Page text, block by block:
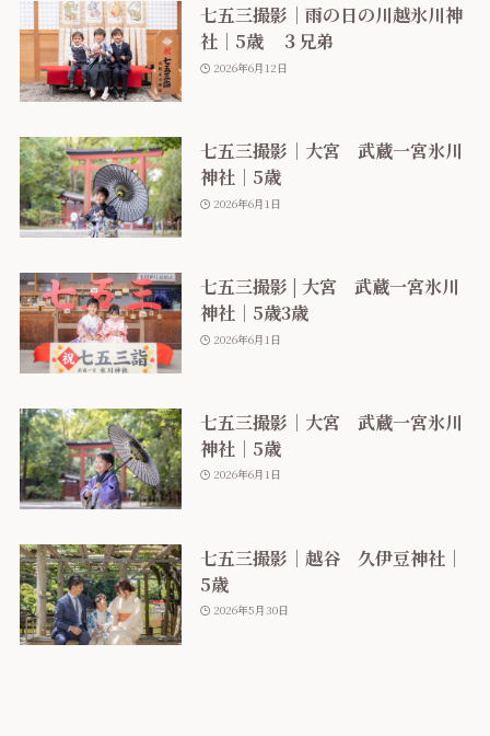
七五三撮影｜雨の日の川越氷川神
社｜5歳 ３兄弟
2026年6月12日
七五三撮影｜大宮 武蔵一宮氷川
神社｜5歳
2026年6月1日
七五三撮影 | 大宮 武蔵一宮氷川
神社｜5歳3歳
2026年6月1日
七五三撮影｜大宮 武蔵一宮氷川
神社｜5歳
2026年6月1日
七五三撮影｜越谷 久伊豆神社｜
5歳
2026年5月30日